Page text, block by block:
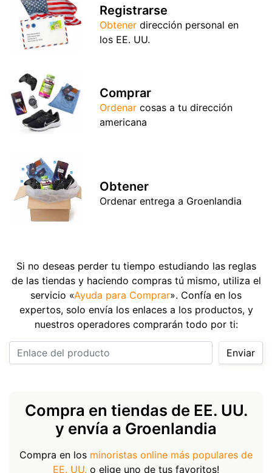
Registrarse
Obtener dirección personal en
los EE. UU.
Comprar
Ordenar cosas a tu dirección
americana
Obtener
Ordenar entrega a Groenlandia
Si no deseas perder tu tiempo estudiando las reglas
de las tiendas y haciendo compras tú mismo, utiliza el
servicio «Ayuda para Comprar». Confía en los
expertos, solo envía los enlaces a los productos, y
nuestros operadores comprarán todo por ti:
Enviar
Compra en tiendas de EE. UU.
y envía a Groenlandia
Compra en los minoristas online más populares de
EE. UU. o elige uno de tus favoritos!